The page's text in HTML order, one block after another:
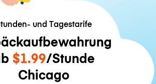
und Tagestarife
$1.99/Stunde
Chicago